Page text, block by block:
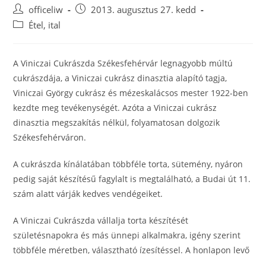
Post
author:
officeliw
Post2013. augusztus 27. kedd
PostÉtel, ital
A Viniczai Cukrászda Székesfehérvár legnagyobb múltú
cukrászdája, a Viniczai cukrász dinasztia alapító tagja,
Viniczai György cukrász és mézeskalácsos mester 1922-ben
kezdte meg tevékenységét. Azóta a Viniczai cukrász
dinasztia megszakítás nélkül, folyamatosan dolgozik
Székesfehérváron.
A cukrászda kínálatában többféle torta, sütemény, nyáron
pedig saját készítésű fagylalt is megtalálható, a Budai út 11.
szám alatt várják kedves vendégeiket.
A Viniczai Cukrászda vállalja torta készítését
születésnapokra és más ünnepi alkalmakra, igény szerint
többféle méretben, választható ízesítéssel. A honlapon levő